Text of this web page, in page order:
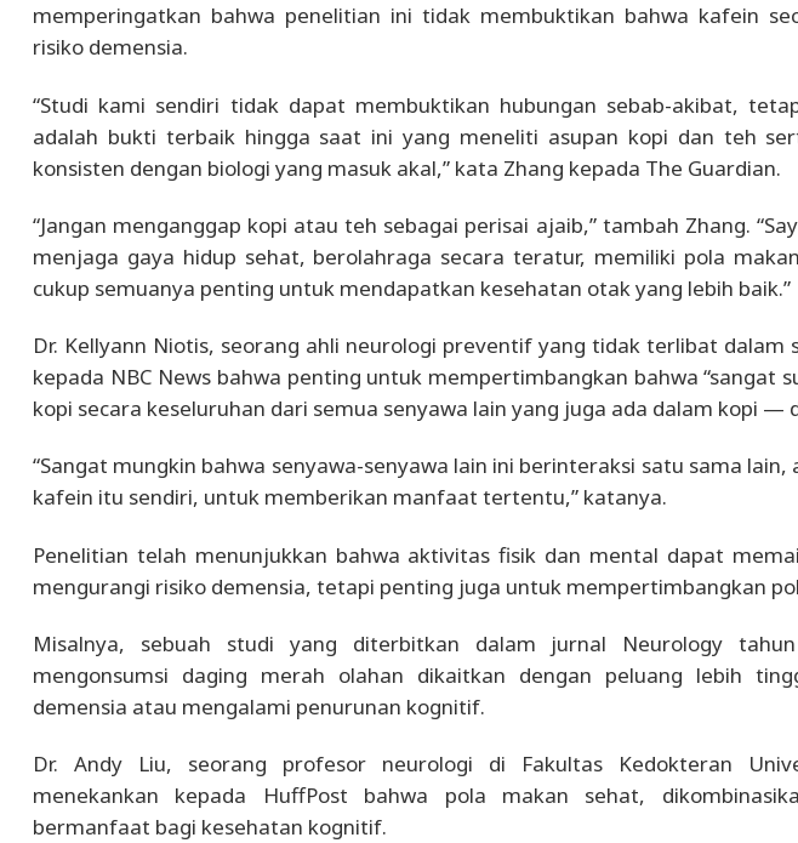
memperingatkan bahwa penelitian ini tidak membuktikan bahwa kafein
risiko demensia.
“Studi kami sendiri tidak dapat membuktikan hubungan sebab-akibat,
adalah bukti terbaik hingga saat ini yang meneliti asupan kopi dan teh
konsisten dengan biologi yang masuk akal,” kata Zhang kepada The Guardian.
“Jangan menganggap kopi atau teh sebagai perisai ajaib,” tambah Zhang.
menjaga gaya hidup sehat, berolahraga secara teratur, memiliki pola
cukup semuanya penting untuk mendapatkan kesehatan otak yang lebih baik.”
Dr. Kellyann Niotis, seorang ahli neurologi preventif yang tidak terlibat
kepada NBC News bahwa penting untuk mempertimbangkan bahwa “sangat
kopi secara keseluruhan dari semua senyawa lain yang juga ada dalam kopi —
“Sangat mungkin bahwa senyawa-senyawa lain ini berinteraksi satu sama lain,
kafein itu sendiri, untuk memberikan manfaat tertentu,” katanya.
Penelitian telah menunjukkan bahwa aktivitas fisik dan mental dapat
mengurangi risiko demensia, tetapi penting juga untuk mempertimbangkan
Misalnya, sebuah studi yang diterbitkan dalam jurnal Neurology
mengonsumsi daging merah olahan dikaitkan dengan peluang lebih
demensia atau mengalami penurunan kognitif.
Dr. Andy Liu, seorang profesor neurologi di Fakultas Kedokteran
menekankan kepada HuffPost bahwa pola makan sehat,
bermanfaat bagi kesehatan kognitif.